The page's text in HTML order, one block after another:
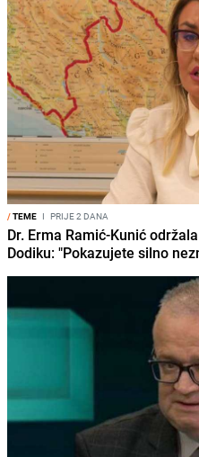
/TEME I PRIJE 2 DANA
Dr. Erma Ramić-Kunić
Dodiku: "Pokazujete silno